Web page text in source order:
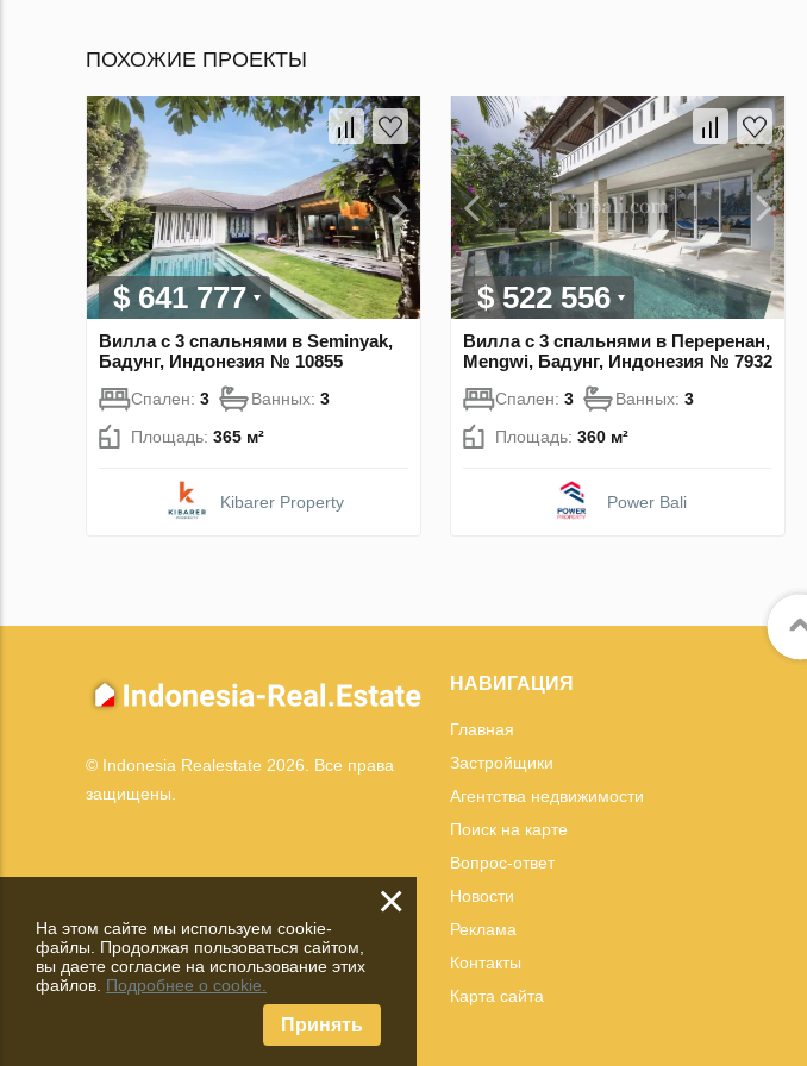
ПОХОЖИЕ ПРОЕКТЫ
$ 641 777
Вилла с 3 спальнями в Seminyak,
Бадунг, Индонезия № 10855
Спален: 3 Ванных: 3
Площадь: 365 м²
Kibarer Property
$ 522 556
Вилла с 3 спальнями в Переренан,
Mengwi, Бадунг, Индонезия № 7932
Спален: 3 Ванных: 3
Площадь: 360 м²
Power Bali
© Indonesia Realestate 2026. Все права
защищены.
НАВИГАЦИЯ
Главная
Застройщики
Агентства недвижимости
Поиск на карте
Вопрос-ответ
Новости
Реклама
Контакты
Карта сайта
×
На этом сайте мы используем cookie-
файлы. Продолжая пользоваться сайтом,
вы даете согласие на использование этих
файлов. Подробнее о cookie.
Принять